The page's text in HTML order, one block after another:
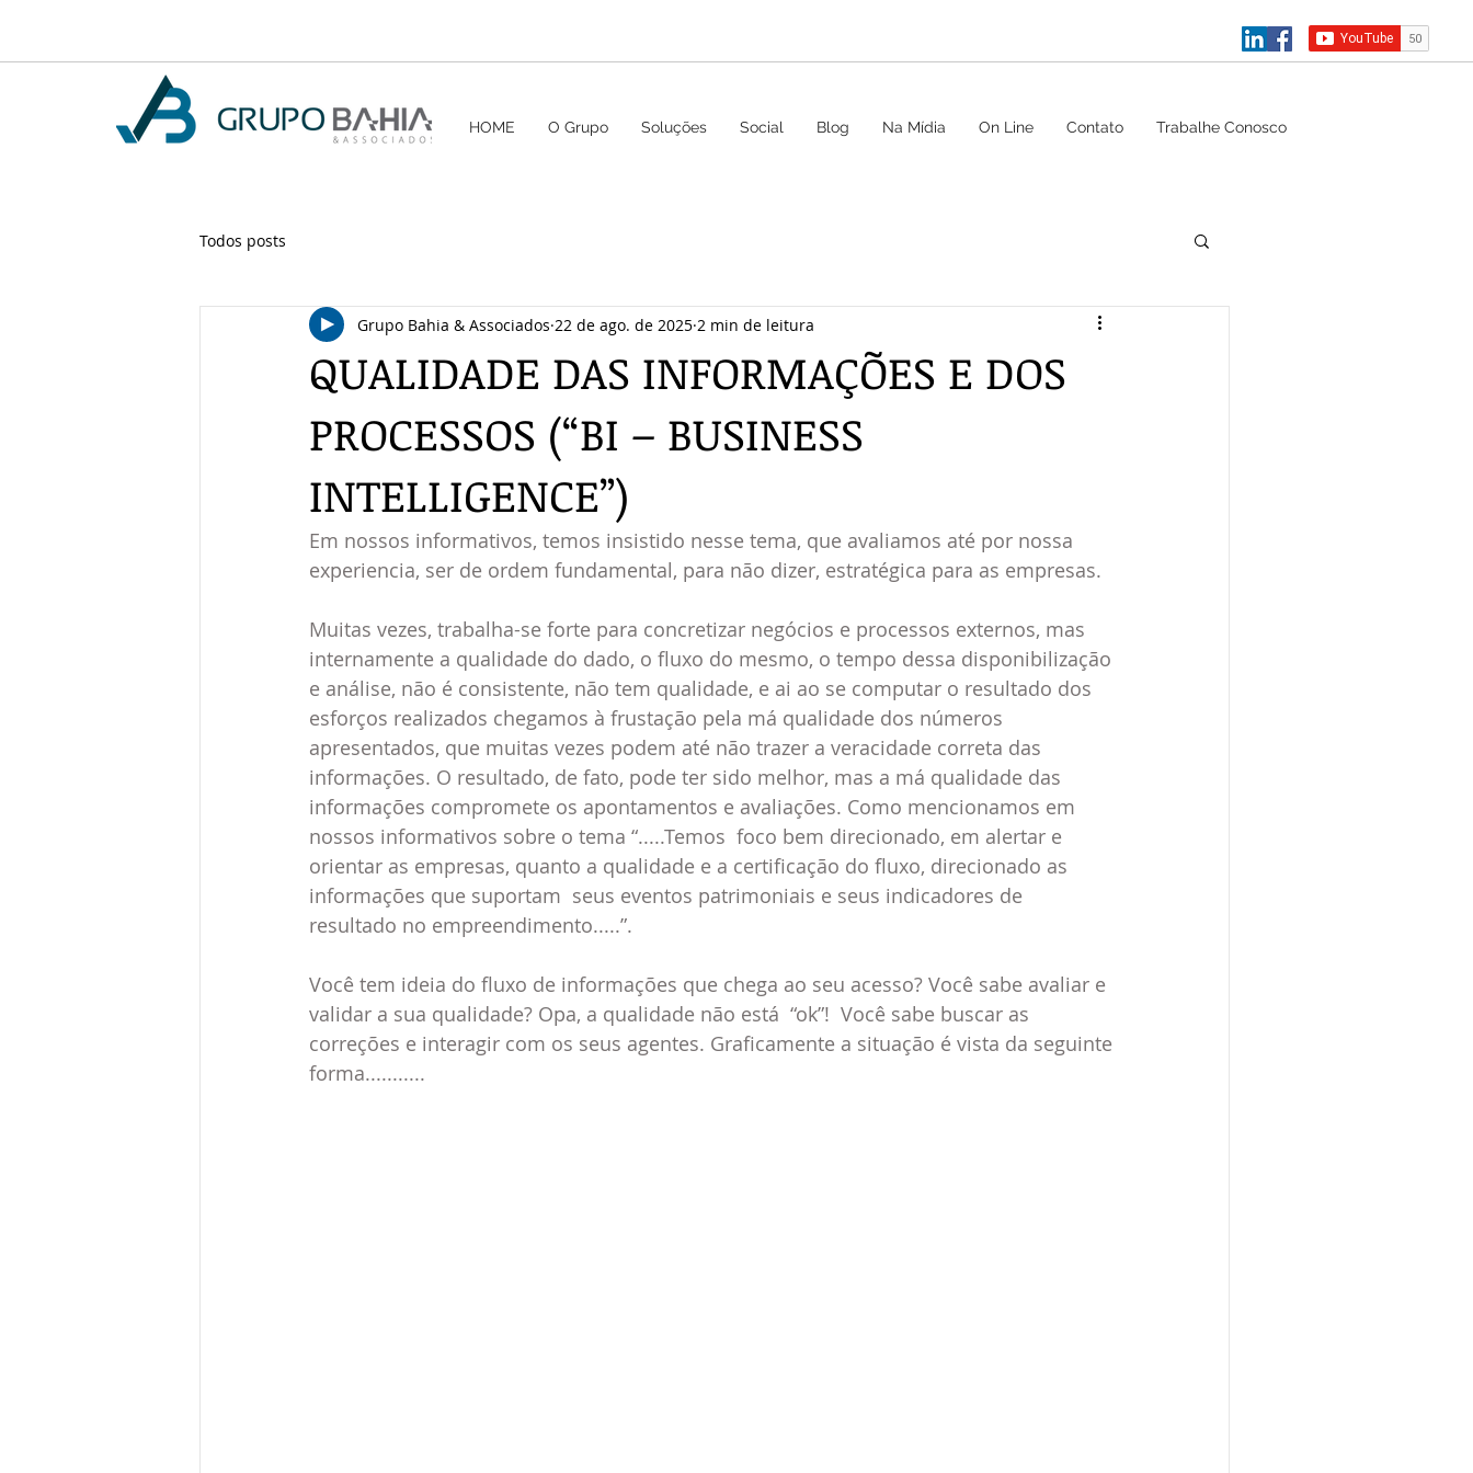
HOME O Grupo Soluções Social Blog Na Mídia On Line Contato Trabalhe Conosco
Todos posts
QUALIDADE DAS INFORMAÇÕES E DOS
PROCESSOS (“BI – BUSINESS
INTELLIGENCE”)
Grupo Bahia & Associados 22 de ago. de 2025 2 min de leitura
Em nossos informativos, temos insistido nesse tema, que avaliamos até por nossa
experiencia, ser de ordem fundamental, para não dizer, estratégica para as empresas.
Muitas vezes, trabalha-se forte para concretizar negócios e processos externos, mas
internamente a qualidade do dado, o fluxo do mesmo, o tempo dessa disponibilização
e análise, não é consistente, não tem qualidade, e ai ao se computar o resultado dos
esforços realizados chegamos à frustação pela má qualidade dos números
apresentados, que muitas vezes podem até não trazer a veracidade correta das
informações. O resultado, de fato, pode ter sido melhor, mas a má qualidade das
informações compromete os apontamentos e avaliações. Como mencionamos em
nossos informativos sobre o tema “.....Temos  foco bem direcionado, em alertar e
orientar as empresas, quanto a qualidade e a certificação do fluxo, direcionado as
informações que suportam  seus eventos patrimoniais e seus indicadores de
resultado no empreendimento.....”.
Você tem ideia do fluxo de informações que chega ao seu acesso? Você sabe avaliar e
validar a sua qualidade? Opa, a qualidade não está  “ok”!  Você sabe buscar as
correções e interagir com os seus agentes. Graficamente a situação é vista da seguinte
forma...........